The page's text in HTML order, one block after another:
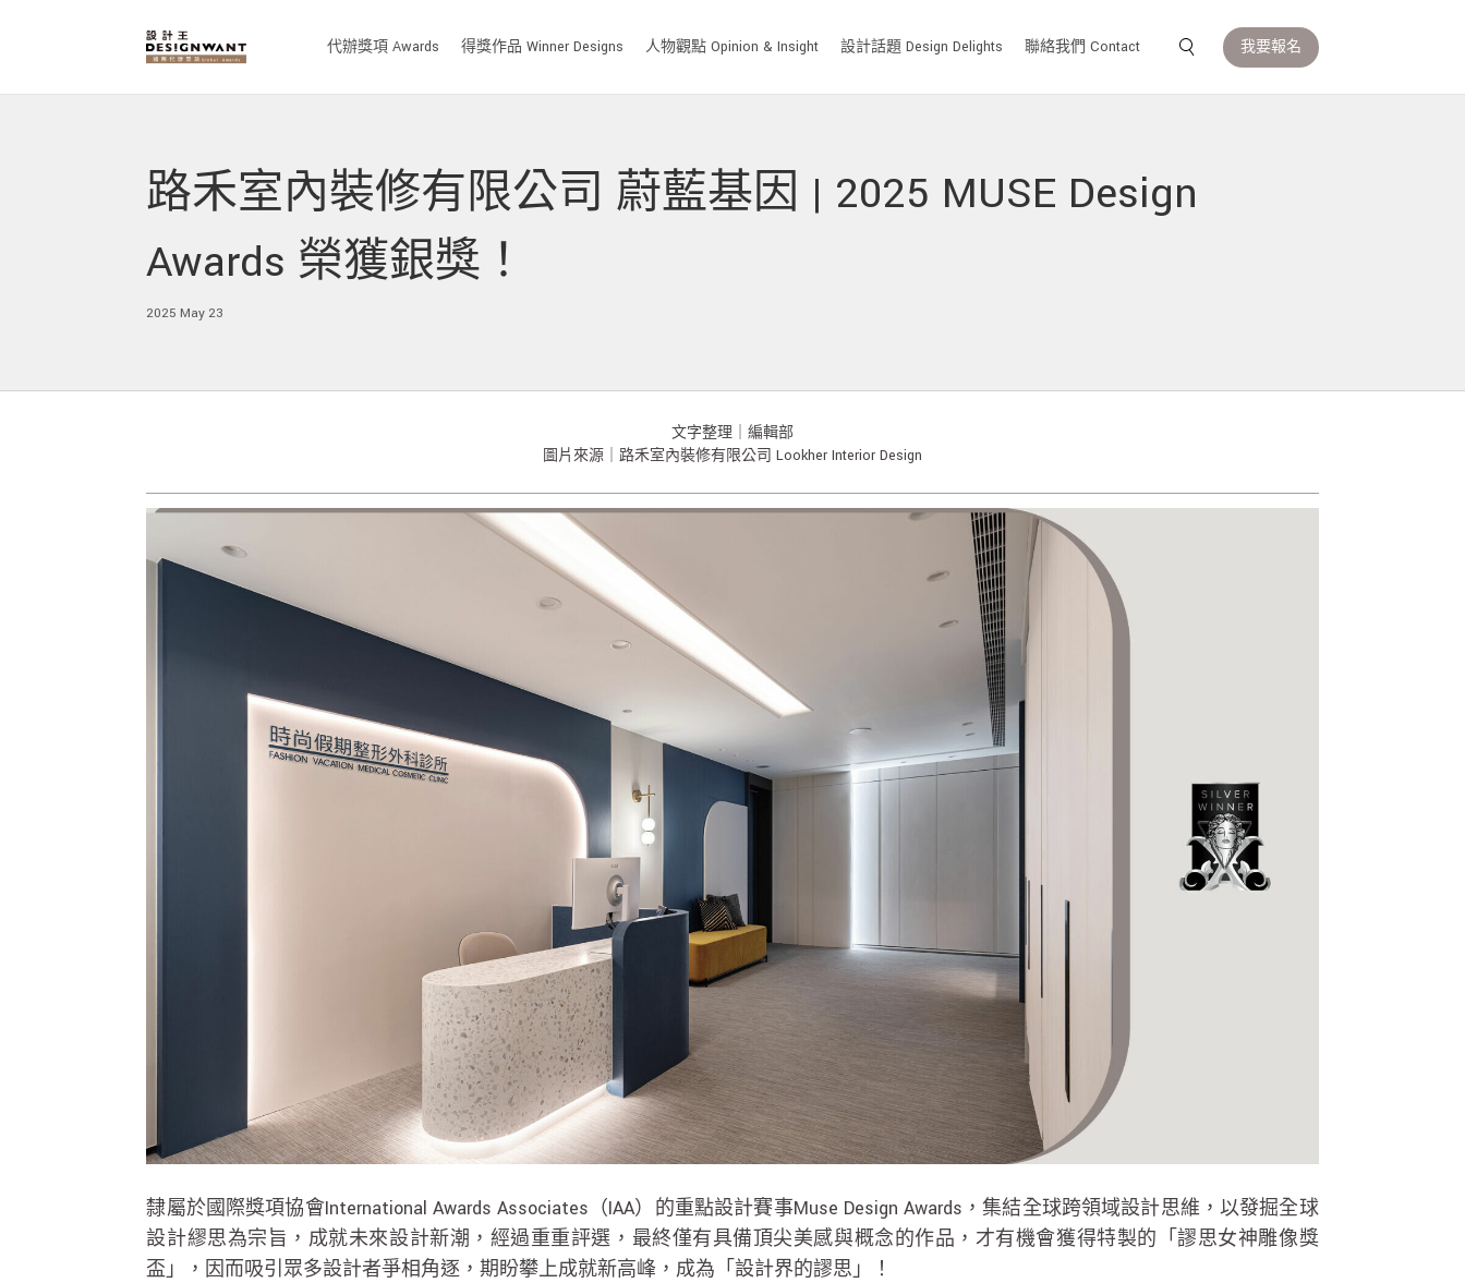
代辦獎項 Awards 得獎作品 Winner Designs 人物觀點 Opinion & Insight 設計話題 Design Delights 聯絡我們 Contact 我要報名
路禾室內裝修有限公司 蔚藍基因 | 2025 MUSE Design
Awards 榮獲銀獎！
2025 May 23
文字整理｜編輯部
圖片來源｜路禾室內裝修有限公司 Lookher Interior Design
隸屬於國際獎項協會International Awards Associates（IAA）的重點設計賽事Muse Design Awards，集結全球跨領域設計思維，以發掘全球
設計繆思為宗旨，成就未來設計新潮，經過重重評選，最終僅有具備頂尖美感與概念的作品，才有機會獲得特製的「謬思女神雕像獎
盃」，因而吸引眾多設計者爭相角逐，期盼攀上成就新高峰，成為「設計界的謬思」！